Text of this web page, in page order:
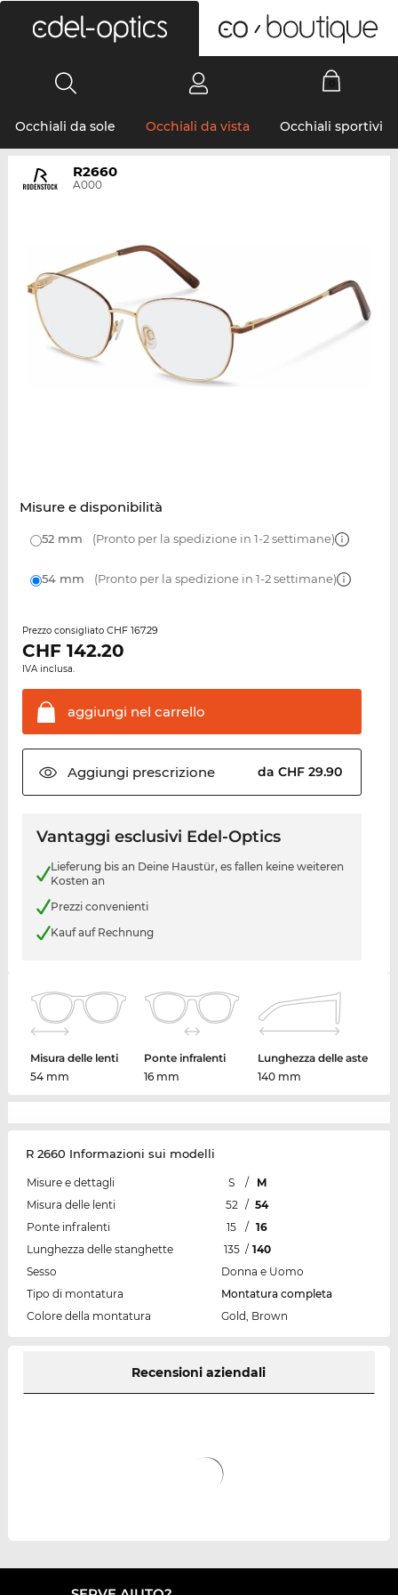
Occhiali da sole Occhiali da vista Occhiali sportivi
R2660
A000
Misure e disponibilità
52 mm (Pronto per la spedizione in 1-2 settimane)
54 mm (Pronto per la spedizione in 1-2 settimane)
Prezzo consigliato CHF 167.29
CHF 142.20
IVA inclusa.
aggiungi nel carrello
Aggiungi prescrizione da CHF 29.90
Vantaggi esclusivi Edel-Optics
Lieferung bis an Deine Haustür, es fallen keine weiteren
Kosten an
Prezzi convenienti
Kauf auf Rechnung
Misura delle lenti
54 mm
Ponte infralenti
16 mm
Lunghezza delle aste
140 mm
R 2660 Informazioni sui modelli
Misure e dettagli S /
M
Misura delle lenti
52 / 54
Ponte infralenti
15 / 16
Lunghezza delle stanghette
135 / 140
Sesso
Donna e Uomo
Tipo di montatura
Montatura completa
Colore della montatura
Gold, Brown
Recensioni aziendali